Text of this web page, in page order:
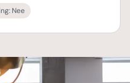
Nee